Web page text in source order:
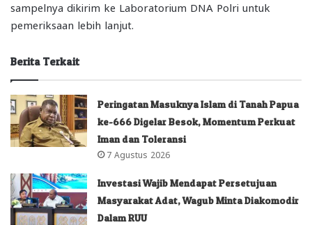
sampelnya dikirim ke Laboratorium DNA Polri untuk
pemeriksaan lebih lanjut.
Berita Terkait
Peringatan Masuknya Islam di Tanah Papua
ke-666 Digelar Besok, Momentum Perkuat
Iman dan Toleransi
7 Agustus 2026
Investasi Wajib Mendapat Persetujuan
Masyarakat Adat, Wagub Minta Diakomodir
Dalam RUU